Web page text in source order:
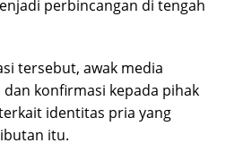
perbincangan di tengah
tersebut, awak media
konfirmasi kepada pihak
identitas pria yang
itu.